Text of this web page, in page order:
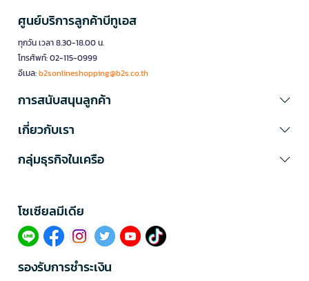
ศูนย์บริการลูกค้าบีทูเอส
ทุกวัน เวลา 8.30-18.00 น.
โทรศัพท์: 02-115-0999
อีเมล:b2sonlineshopping@b2s.co.th
การสนับสนุนลูกค้า
เกี่ยวกับเรา
กลุ่มธุรกิจในเครือ
โซเซียลมีเดีย​
รองรับการชำระเงิน